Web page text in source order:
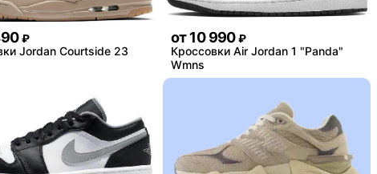
₽
Jordan Courtside 23
от 10 990 ₽
Кроссовки Air Jordan 1 "Panda"
Wmns